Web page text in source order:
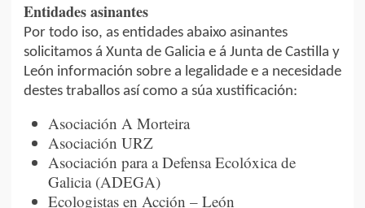
Entidades asinantes
Por todo iso, as entidades abaixo asinantes
solicitamos á Xunta de Galicia e á Junta de Castilla y
León información sobre a legalidade e a necesidade
destes traballos así como a súa xustificación:
Asociación A Morteira
Asociación URZ
Asociación para a Defensa Ecolóxica de
Galicia (ADEGA)
Ecologistas en Acción – León